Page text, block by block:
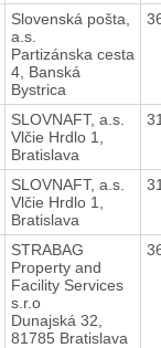
Slovenská pošta,
a.s.
Partizánska cesta
4, Banská
Bystrica
SLOVNAFT, a.s.
Vlčie Hrdlo 1,
Bratislava
SLOVNAFT, a.s.
Vlčie Hrdlo 1,
Bratislava
STRABAG
Property and
Facility Services
s.r.o
Dunajská 32,
81785 Bratislava